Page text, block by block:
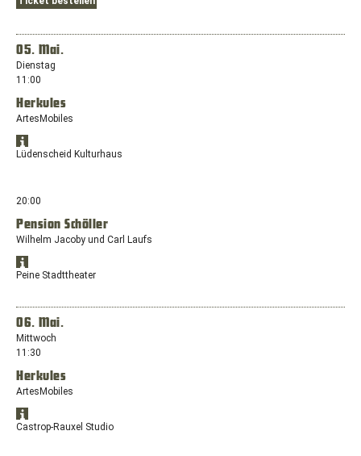
Hans-
Henze-
Platz
1,
33330
Maps
Maps
neuen
Fenster
mit
dem
Standort:
44575
Castrop-
05. Mai.
Dienstag
11:00
Herkules
ArtesMobiles
Standort
in
Öffnet
in
neuen
Fenster
mit
dem
Stein-
Str.
9,
58511
Lüdenscheid
Lüdenscheid Kulturhaus
20:00
Pension Schöller
Wilhelm Jacoby und Carl Laufs
Standort
in
anzeigen
Öffnet
in
einem
neuen
mit
dem
Standort:
Friedrich-
Peine Stadttheater
06. Mai.
Mittwoch
11:30
Herkules
ArtesMobiles
Standort
in
Öffnet
Castrop-Rauxel Studio